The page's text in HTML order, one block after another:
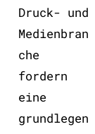
Druck- und
Medienbran
che
fordern
eine
grundlegen